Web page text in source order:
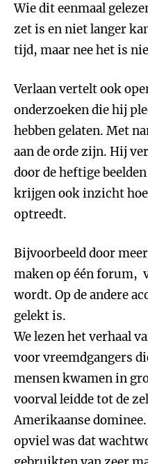
Wie dit eenmaal
zet is en niet langer
tijd, maar nee het is
Verlaan vertelt ook
onderzoeken die hij
hebben gelaten. Met
aan de orde zijn. Hij
door de heftige
krijgen ook inzicht
optreedt.
Bijvoorbeeld door
maken op één forum,
wordt. Op de andere
gelekt is.
We lezen het verhaal
voor vreemdgangers
mensen kwamen in
voorval leidde tot de
Amerikaanse
opviel was dat